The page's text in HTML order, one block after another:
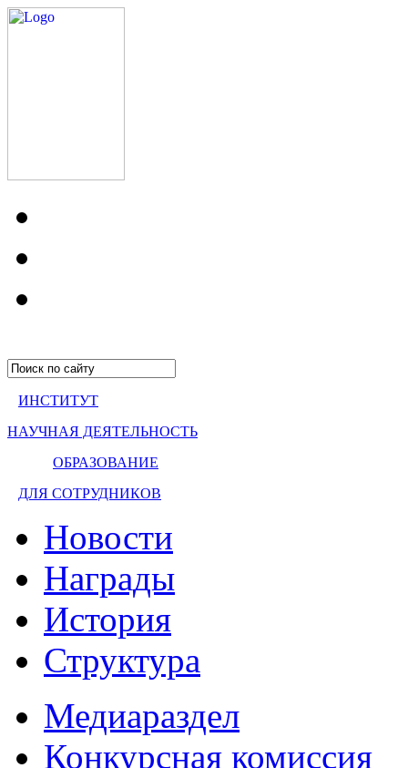
ИНСТИТУТ
НАУЧНАЯ ДЕЯТЕЛЬНОСТЬ
ОБРАЗОВАНИЕ
ДЛЯ СОТРУДНИКОВ
Новости
Награды
История
Структура
Медиараздел
Конкурсная комиссия